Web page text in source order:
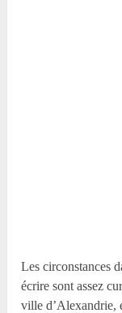
Les circonstances
écrire sont assez
ville d’Alexandrie,